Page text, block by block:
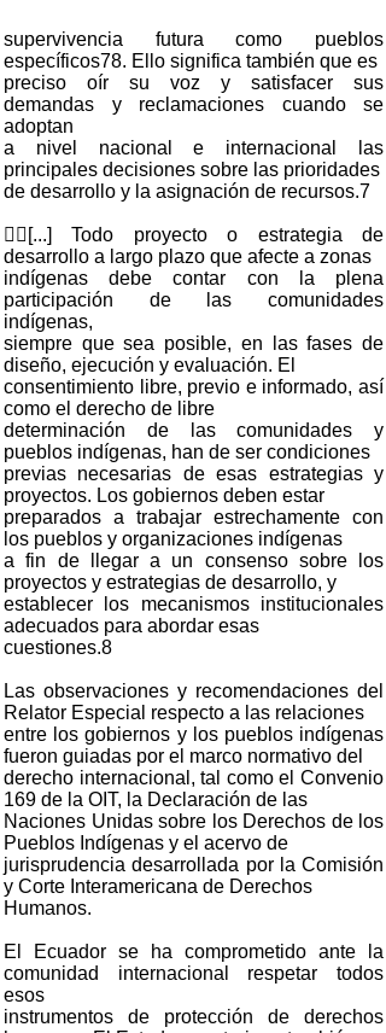
supervivencia futura como pueblos
específicos78. Ello significa también que es
preciso oír su voz y satisfacer sus
demandas y reclamaciones cuando se
adoptan
a nivel nacional e internacional las
principales decisiones sobre las prioridades
de desarrollo y la asignación de recursos.7
[...] Todo proyecto o estrategia de
desarrollo a largo plazo que afecte a zonas
indígenas debe contar con la plena
participación de las comunidades
indígenas,
siempre que sea posible, en las fases de
diseño, ejecución y evaluación. El
consentimiento libre, previo e informado, así
como el derecho de libre
determinación de las comunidades y
pueblos indígenas, han de ser condiciones
previas necesarias de esas estrategias y
proyectos. Los gobiernos deben estar
preparados a trabajar estrechamente con
los pueblos y organizaciones indígenas
a fin de llegar a un consenso sobre los
proyectos y estrategias de desarrollo, y
establecer los mecanismos institucionales
adecuados para abordar esas
cuestiones.8
Las observaciones y recomendaciones del
Relator Especial respecto a las relaciones
entre los gobiernos y los pueblos indígenas
fueron guiadas por el marco normativo del
derecho internacional, tal como el Convenio
169 de la OIT, la Declaración de las
Naciones Unidas sobre los Derechos de los
Pueblos Indígenas y el acervo de
jurisprudencia desarrollada por la Comisión
y Corte Interamericana de Derechos
Humanos.
El Ecuador se ha comprometido ante la
comunidad internacional respetar todos
esos
instrumentos de protección de derechos